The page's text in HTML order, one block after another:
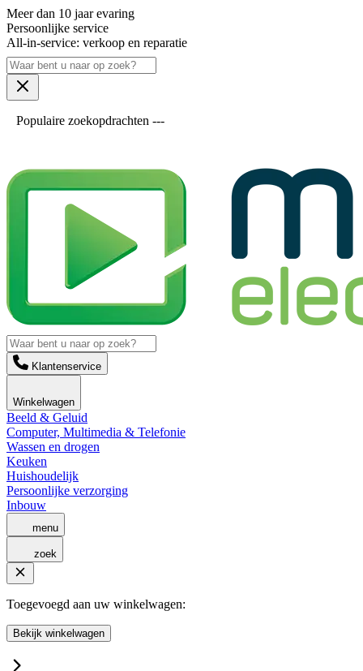
Meer dan 10 jaar evaring
Persoonlijke service
All-in-service: verkoop en reparatie
Populaire zoekopdrachten ---
Klantenservice
Winkelwagen
Beeld & Geluid
Computer, Multimedia & Telefonie
Wassen en drogen
Keuken
Huishoudelijk
Persoonlijke verzorging
Inbouw
menu
zoek
Toegevoegd aan uw winkelwagen:
Bekijk winkelwagen